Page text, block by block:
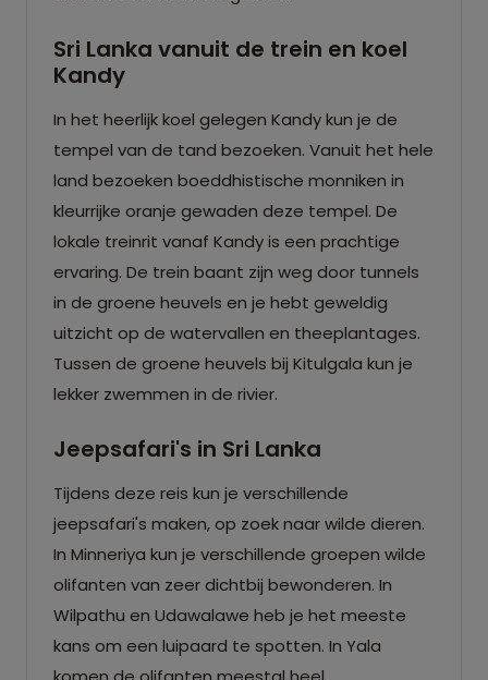
Sri Lanka vanuit de trein en koel
Kandy
In het heerlijk koel gelegen Kandy kun je de
tempel van de tand bezoeken. Vanuit het hele
land bezoeken boeddhistische monniken in
kleurrijke oranje gewaden deze tempel. De
lokale treinrit vanaf Kandy is een prachtige
ervaring. De trein baant zijn weg door tunnels
in de groene heuvels en je hebt geweldig
uitzicht op de watervallen en theeplantages.
Tussen de groene heuvels bij Kitulgala kun je
lekker zwemmen in de rivier.
Jeepsafari's in Sri Lanka
Tijdens deze reis kun je verschillende
jeepsafari's maken, op zoek naar wilde dieren.
In Minneriya kun je verschillende groepen wilde
olifanten van zeer dichtbij bewonderen. In
Wilpathu en Udawalawe heb je het meeste
kans om een luipaard te spotten. In Yala